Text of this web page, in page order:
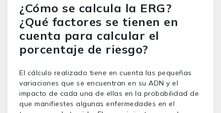
¿Cómo se calcula la ERG?
¿Qué factores se tienen en
cuenta para calcular el
porcentaje de riesgo?
El cálculo realizado tiene en cuenta las pequeñas
variaciones que se encuentran en su ADN y el
impacto de cada una de ellas en la probabilidad de
que manifiestes algunas enfermedades en el